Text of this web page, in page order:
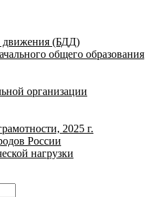
движения (БДД)
общего образования
организации
2025 г.
России
нагрузки